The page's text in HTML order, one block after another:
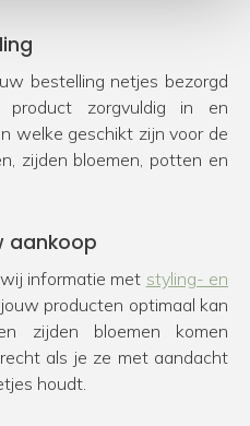
bestelling netjes bezorgd
zorgvuldig in en
welke geschikt zijn voor de
zijden bloemen, potten en
aankoop
informatie met styling- en
producten optimaal kan
zijden bloemen komen
als je ze met aandacht
houdt.